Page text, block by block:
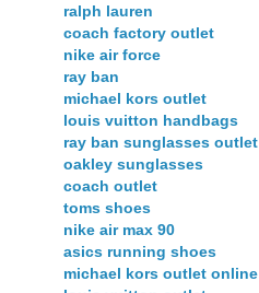
ralph lauren
coach factory outlet
nike air force
ray ban
michael kors outlet
louis vuitton handbags
ray ban sunglasses outlet
oakley sunglasses
coach outlet
toms shoes
nike air max 90
asics running shoes
michael kors outlet online